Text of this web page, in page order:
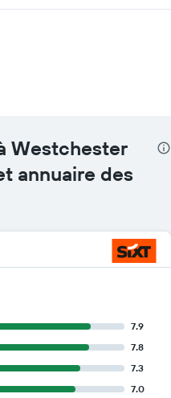
Westchester
annuaire des
7.9
7.8
7.3
7.0